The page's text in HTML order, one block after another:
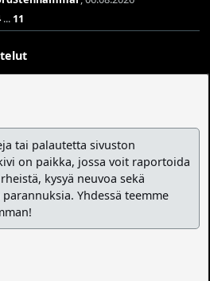
... 11
tai palautetta sivuston
on paikka, jossa voit raportoida
kysyä neuvoa sekä
Yhdessä teemme